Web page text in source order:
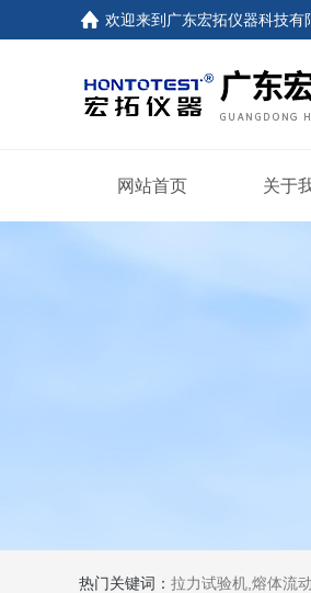
欢迎来到 广东宏拓仪器科技有
网站首页 关于
热门关键词： 拉力试验机,熔体流动速率测试